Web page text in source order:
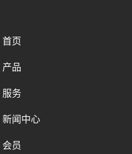
首页
产品
服务
新闻中心
会员